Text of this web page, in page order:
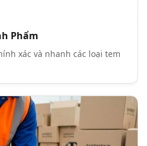
Phẩm
xác và nhanh các loại tem